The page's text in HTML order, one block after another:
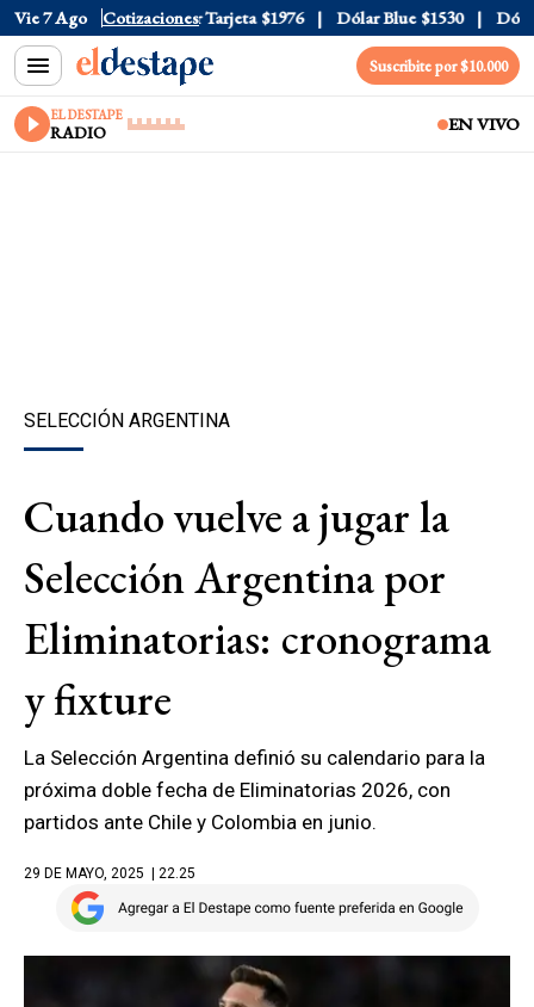
Vie 7 Ago Cotizaciones
$1520 Dólar Tarjeta $1976 Dólar Blue $1530 Dólar
Suscribite por $10.000
EL DESTAPE
RADIO EN VIVO
SELECCIÓN ARGENTINA
Cuando vuelve a jugar la
Selección Argentina por
Eliminatorias: cronograma
y fixture
La Selección Argentina definió su calendario para la
próxima doble fecha de Eliminatorias 2026, con
partidos ante Chile y Colombia en junio.
29 DE MAYO, 2025 | 22.25